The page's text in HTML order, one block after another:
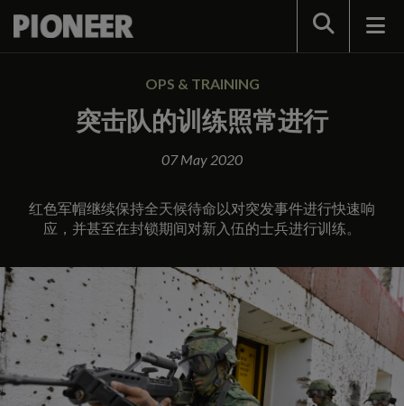
Search
OPS & TRAINING
突击队的训练照常进行
07 May 2020
红色军帽继续保持全天候待命以对突发事件进行快速响
应，并甚至在封锁期间对新入伍的士兵进行训练。